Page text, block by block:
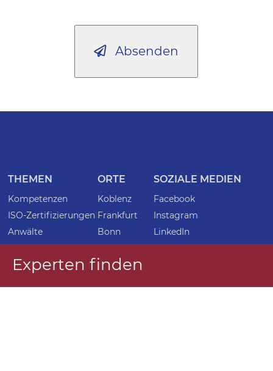
Absenden
THEMEN
Kompetenzen
ISO-Zertifizierungen
Anwälte
Orte
ORTE
Koblenz
Frankfurt
Bonn
Saarbrücken
SOZIALE MEDIEN
Facebook
Instagram
LinkedIn
Experten finden